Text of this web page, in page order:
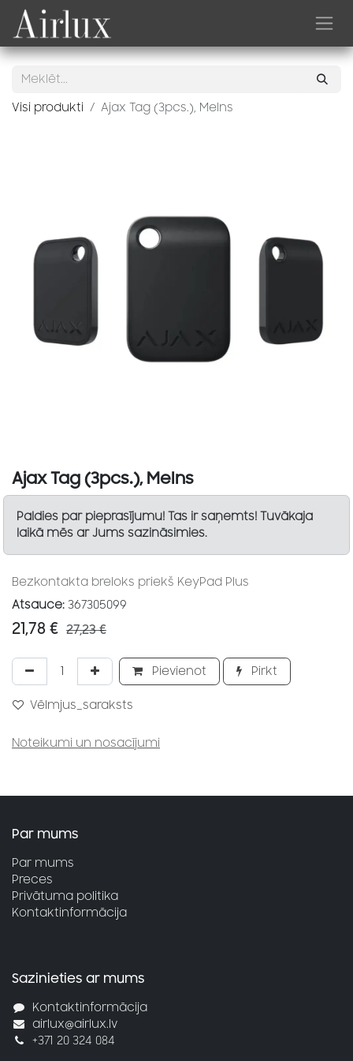
Skip to Content
Visi produkti Ajax Tag (3pcs.), Melns
Ajax Tag (3pcs.), Melns
Paldies par pieprasījumu! Tas ir saņemts! Tuvākaja
laikā mēs ar Jums sazināsimies.
Bezkontakta breloks priekš KeyPad Plus
Atsauce: 367305099
21,78 € 27,23€
Pievienot Pirkt
Vēlmjus_saraksts
Noteikumi un nosacījumi
Par mums
Par mums
Preces
Privātuma politika
Kontaktinformācija
Sazinieties ar mums
Kontaktinformācija
airlux@airlux.lv
+371 20 324 084